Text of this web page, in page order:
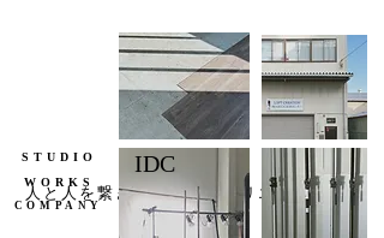
人と人を繋ぎ、心動かすクリエイティブを
STUDIO
WORKS
COMPANY
IDC